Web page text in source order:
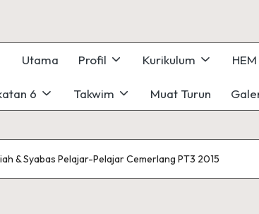
Utama Profil Kurikulum HEM
6 Takwim Muat Turun
& Syabas Pelajar-Pelajar Cemerlang PT3 2015